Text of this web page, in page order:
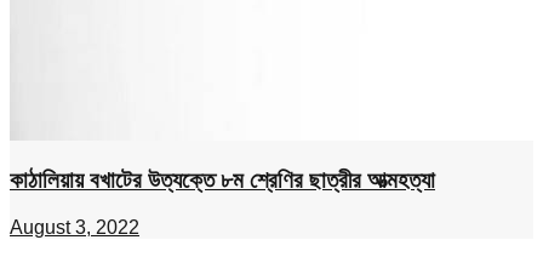
কাঠালিয়ায় বখাটের উত্যক্তে ৮ম শ্রেণির ছাত্রীর আত্মহত্যা
August 3, 2022